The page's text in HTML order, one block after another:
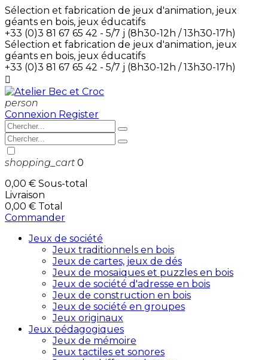
Sélection et fabrication de jeux d'animation, jeux
géants en bois, jeux éducatifs
+33 (0)3 81 67 65 42 - 5/7 j (8h30-12h / 13h30-17h)
Sélection et fabrication de jeux d'animation, jeux
géants en bois, jeux éducatifs
+33 (0)3 81 67 65 42 - 5/7 j (8h30-12h / 13h30-17h)

person
Connexion Register
shopping_cart 0
0,00 € Sous-total
Livraison
0,00 € Total
Commander
Jeux de société
Jeux traditionnels en bois
Jeux de cartes, jeux de dés
Jeux de mosaïques et puzzles en bois
Jeux de société d'adresse en bois
Jeux de construction en bois
Jeux de société en groupes
Jeux originaux
Jeux pédagogiques
Jeux de mémoire
Jeux tactiles et sonores